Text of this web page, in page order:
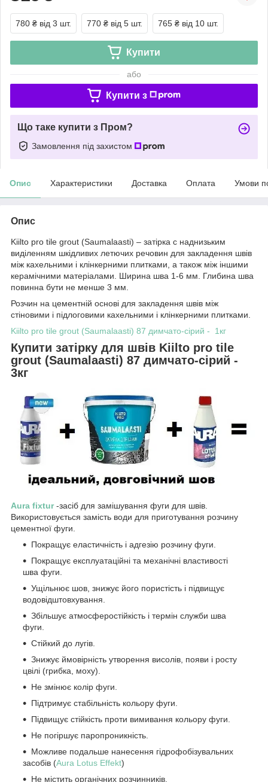
780 ₴ від 3 шт. 770 ₴ від 5 шт. 765 ₴ від 10 шт.
Купити
або
Купити з
Що таке купити з Пром?
Замовлення під захистом
Опис Характеристики Доставка Оплата Умови
Опис
Kiilto pro tile grout (Saumalaasti) – затірка c наднизьким
виділенням шкідливих летючих речовин для закладення швів
між кахельними і клінкерними плитками, а також між іншими
керамічними матеріалами. Ширина шва 1-6 мм. Глибина шва
повинна бути не менше 3 мм.
Розчин на цементній основі для закладення швів між
стіновими і підлоговими кахельними і клінкерними плитками.
Kiilto pro tile grout (Saumalaasti) 87 димчато-сірий - 1кг
Купити затірку для швів Kiilto pro tile
grout (Saumalaasti) 87 димчато-сірий -
3кг
Aura fixtur -засіб для замішування фуги для швів.
Використовується замість води для приготування розчину
цементної фуги.
Покращує еластичність і адгезію розчину фуги.
Покращує експлуатаційні та механічні властивості
шва фуги.
Ущільнює шов, знижує його пористість і підвищує
водовідштовхування.
Збільшує атмосферостійкість і термін служби шва
фуги.
Стійкий до лугів.
Знижує ймовірність утворення висолів, появи і росту
цвілі (грибка, моху).
Не змінює колір фуги.
Підтримує стабільність кольору фуги.
Підвищує стійкість проти вимивання кольору фуги.
Не погіршує паропроникність.
Можливе подальше нанесення гідрофобізувальних
засобів (Aura Lotus Effekt)
Не містить органічних розчинників.